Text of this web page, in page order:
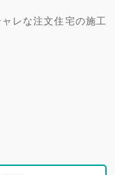
レな注文住宅の施工